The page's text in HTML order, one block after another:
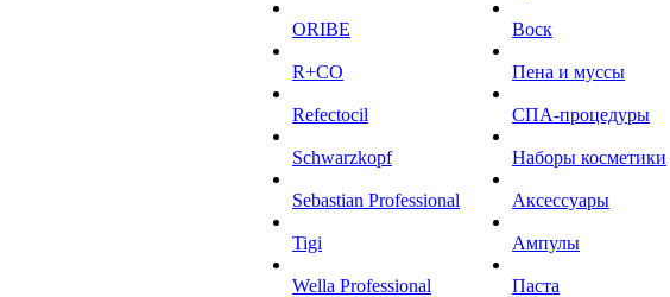
ORIBE
R+CO
Refectocil
Schwarzkopf
Sebastian Professional
Tigi
Wella Professional
Воск
Пена и муссы
СПА-процедуры
Наборы косметики
Аксессуары
Ампулы
Паста